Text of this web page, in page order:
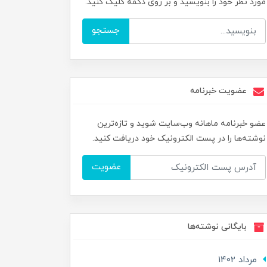
جستجو
عضویت خبرنامه
عضو خبرنامه ماهانه وب‌سایت شوید و تازه‌ترین
نوشته‌ها را در پست الکترونیک خود دریافت کنید.
عضویت
بایگانی نوشته‌ها
مرداد 1402